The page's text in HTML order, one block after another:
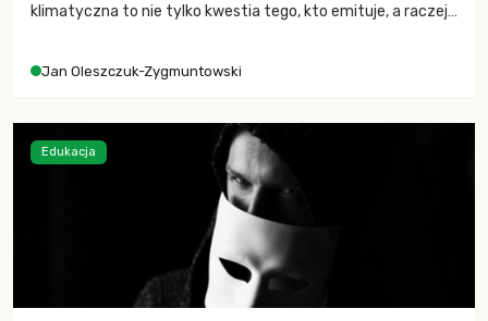
klimatyczna to nie tylko kwestia tego, kto emituje, a raczej
Jan Oleszczuk-Zygmuntowski
Edukacja